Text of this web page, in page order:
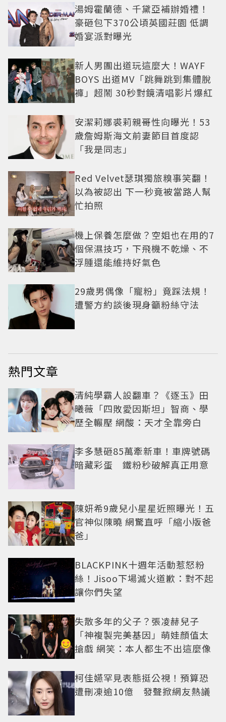
湯姆霍蘭德、千黛亞補辦婚禮！
豪砸包下370公頃英國莊園 低調
婚宴派對曝光
新人男團出道玩這麼大！WAYF
BOYS 出道MV「跳舞跳到集體脫
褲」超鬧 30秒對鏡清唱影片爆紅
安潔莉娜裘莉親哥性向曝光！53
歲詹姆斯海文前妻節目首度認
「我是同志」
Red Velvet瑟琪獨旅糗事笑翻！
以為被認出 下一秒竟被當路人幫
忙拍照
機上保養怎麼做？空姐也在用的7
個保濕技巧，下飛機不乾燥、不
浮腫還能維持好氣色
29歲男偶像「寵粉」竟踩法規！
遭警方約談後現身籲粉絲守法
熱門文章
清純學霸人設翻車？《逐玉》田
曦薇「四敗愛因斯坦」智商、學
歷全輾壓 網酸：天才全靠旁白
李多慧砸85萬牽新車！車牌號碼
暗藏彩蛋 鐵粉秒破解真正用意
陳妍希9歲兒小星星近照曝光！五
官神似陳曉 網驚直呼「縮小版爸
爸」
BLACKPINK十週年活動惹怒粉
絲！Jisoo下場滅火道歉：對不起
讓你們失望
失散多年的父子？張凌赫兒子
「神複製完美基因」萌娃顏值太
搶戲 網笑：本人都生不出這麼像
柯佳嬿罕見表態挺公視！預算恐
遭刪凍逾10億 發聲掀網友熱議